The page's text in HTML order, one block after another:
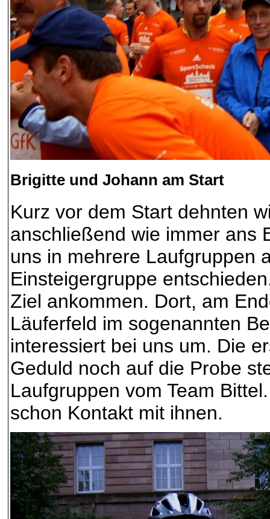
Brigitte und Johann am Start
Kurz vor dem Start dehnten
anschließend wie immer ans
uns in mehrere Laufgruppen
Einsteigergruppe
Ziel ankommen. Dort, am
Läuferfeld im sogenannten
interessiert bei uns um. Die
Geduld noch auf die Probe
Laufgruppen vom Team
schon Kontakt mit ihnen.